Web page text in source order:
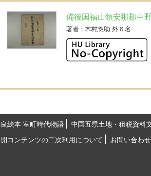
備後国福山領安那郡中
著者 : 木村惣助 外６名
絵本 室町時代物語
中国五県土地・租税資料
コンテンツの二次利用について
お問い合わせ